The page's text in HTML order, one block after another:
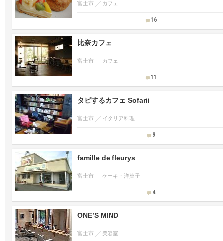
富士市 カフェ
16
比奈カフェ
富士市 カフェ
11
タビするカフェ Sofarii
富士市 イタリア料理
9
famille de fleurys
富士市 ケーキ・洋菓子
4
ONE’S MIND
富士市 美容室